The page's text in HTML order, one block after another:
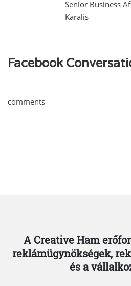
Senior Business
Karalis
Facebook
comments
A Creative Ham
reklámügynökségek,
és a